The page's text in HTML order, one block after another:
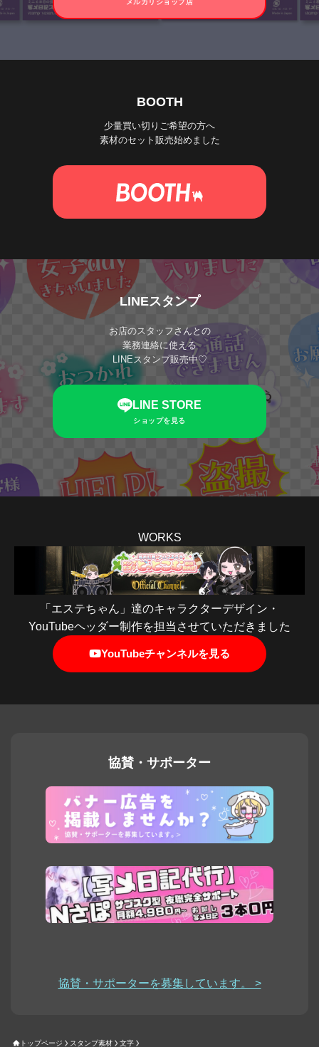
メルカリショップ店
BOOTH
少量買い切りご希望の方へ
素材のセット販売始めました
LINEスタンプ
お店のスタッフさんとの
業務連絡に使える
LINEスタンプ販売中♡
LINE STORE
ショップを見る
WORKS
「エステちゃん」達のキャラクターデザイン・
YouTubeヘッダー制作を担当させていただきました
YouTubeチャンネルを見る
協賛・サポーター
協賛・サポーターを募集しています。 >
トップページ スタンプ素材 文字